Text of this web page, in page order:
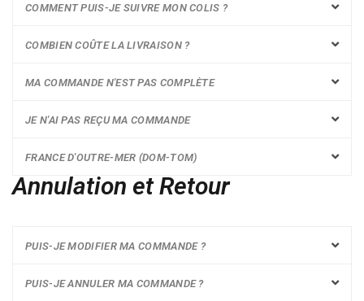
COMMENT PUIS-JE SUIVRE MON COLIS ?
COMBIEN COÛTE LA LIVRAISON ?
MA COMMANDE N'EST PAS COMPLÈTE
JE N'AI PAS REÇU MA COMMANDE
FRANCE D'OUTRE-MER (DOM-TOM)
Annulation et Retour
PUIS-JE MODIFIER MA COMMANDE ?
PUIS-JE ANNULER MA COMMANDE ?